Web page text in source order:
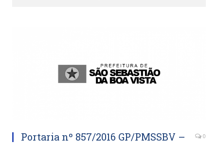
Portaria nº 857/2016 GP/PMSSBV –
0